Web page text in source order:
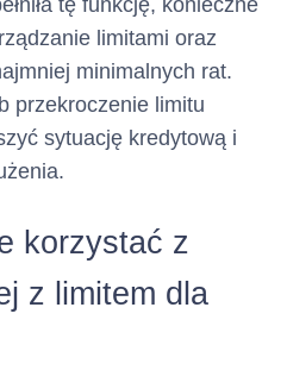
wymagalnych), (ii)
Prowizja, poczynając
od Prowizji naliczonej
najpóźniej (tj.
najpóźniej
wymagalnej),
według daty ich
kwoty przekroczenia
tę funkcję, konieczne
limitami oraz
minimalnych rat.
przekroczenie limitu
sytuację kredytową i
korzystać z
z limitem dla